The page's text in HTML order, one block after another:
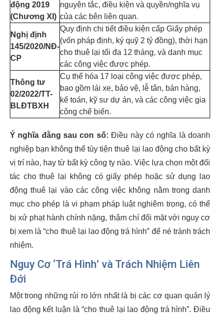
động 2019
(Chương XI)
nguyên tắc, điều kiện và quyền/nghĩa vụ
của các bên liên quan.
Nghị định
145/2020/NĐ-
CP
Quy định chi tiết điều kiện cấp Giấy phép
(vốn pháp định, ký quỹ 2 tỷ đồng), thời hạn
cho thuê lại tối đa 12 tháng, và danh mục
các công việc được phép.
Thông tư
02/2022/TT-
BLĐTBXH
Cụ thể hóa 17 loại công việc được phép,
bao gồm lái xe, bảo vệ, lễ tân, bán hàng,
kế toán, kỹ sư dự án, và các công việc gia
công chế biến.
Ý nghĩa đằng sau con số: Điều này có nghĩa là doanh
nghiệp bạn không thể tùy tiện thuê lại lao động cho bất kỳ
vị trí nào, hay từ bất kỳ công ty nào. Việc lựa chọn một đối
tác cho thuê lại không có giấy phép hoặc sử dụng lao
động thuê lại vào các công việc không nằm trong danh
mục cho phép là vi phạm pháp luật nghiêm trọng, có thể
bị xử phạt hành chính nặng, thậm chí đối mặt với nguy cơ
bị xem là “cho thuê lại lao động trá hình” để né tránh trách
nhiệm.
Nguy Cơ ‘Trá Hình’ và Trách Nhiệm Liên
Đới
Một trong những rủi ro lớn nhất là bị các cơ quan quản lý
lao động kết luận là “cho thuê lại lao động trá hình”. Điều